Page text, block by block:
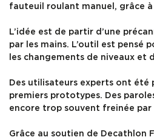
fauteuil roulant manuel, grâce
L’idée est de partir d’une
par les mains. L’outil est
les changements de niveaux
Des utilisateurs experts ont été
premiers prototypes. Des
encore trop souvent freinée
Grâce au soutien de Decathlon